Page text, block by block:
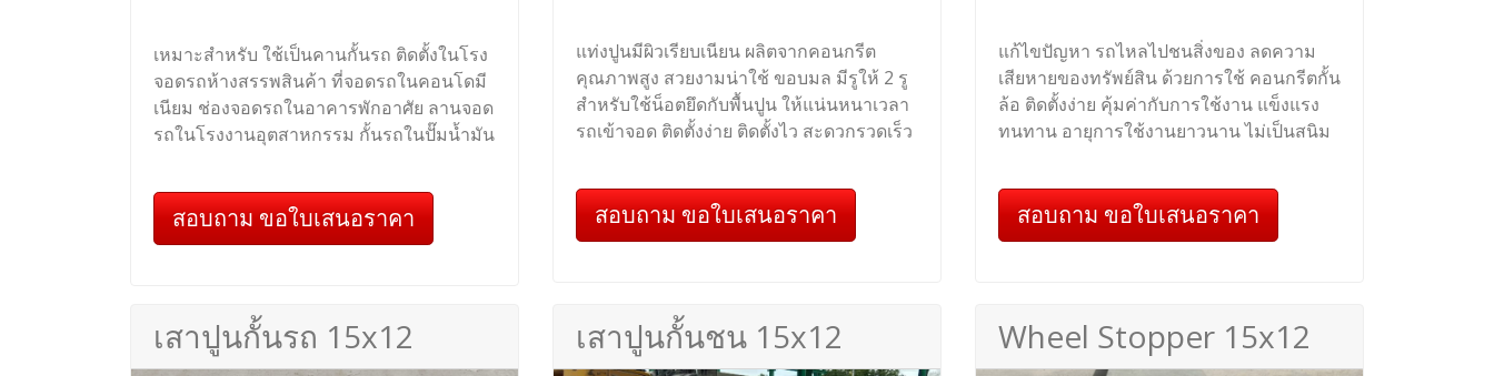
เหมาะสำหรับ ใช้เป็นคานกั้นรถ ติดตั้งในโรง
จอดรถห้างสรรพสินค้า ที่จอดรถในคอนโดมี
เนียม ช่องจอดรถในอาคารพักอาศัย ลานจอด
รถในโรงงานอุตสาหกรรม กั้นรถในปั๊มน้ำมัน
สอบถาม ขอใบเสนอราคา
แท่งปูนมีผิวเรียบเนียน ผลิตจากคอนกรีต
คุณภาพสูง สวยงามน่าใช้ ขอบมล มีรูให้ 2 รู
สำหรับใช้น็อตยึดกับพื้นปูน ให้แน่นหนาเวลา
รถเข้าจอด ติดตั้งง่าย ติดตั้งไว สะดวกรวดเร็ว
สอบถาม ขอใบเสนอราคา
แก้ไขปัญหา รถไหลไปชนสิ่งของ ลดความ
เสียหายของทรัพย์สิน ด้วยการใช้ คอนกรีตกั้น
ล้อ ติดตั้งง่าย คุ้มค่ากับการใช้งาน แข็งแรง
ทนทาน อายุการใช้งานยาวนาน ไม่เป็นสนิม
สอบถาม ขอใบเสนอราคา
เสาปูนกั้นรถ 15x12 เสาปูนกั้นชน 15x12 Wheel Stopper 15x12